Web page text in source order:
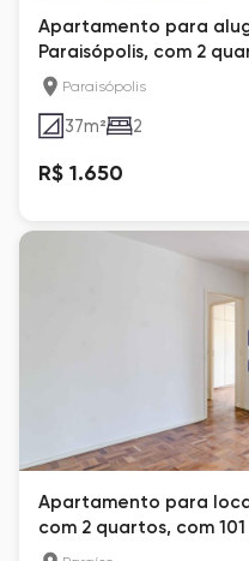
Apartamento para
Paraisópolis, com 2
Paraisópolis
37m² 2
R$ 1.650
Apartamento para
com 2 quartos, com 101